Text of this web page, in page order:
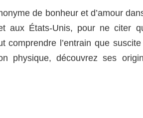
de bonheur et d’amour
aux États-Unis, pour ne citer
l’entrain que
physique, découvrez ses